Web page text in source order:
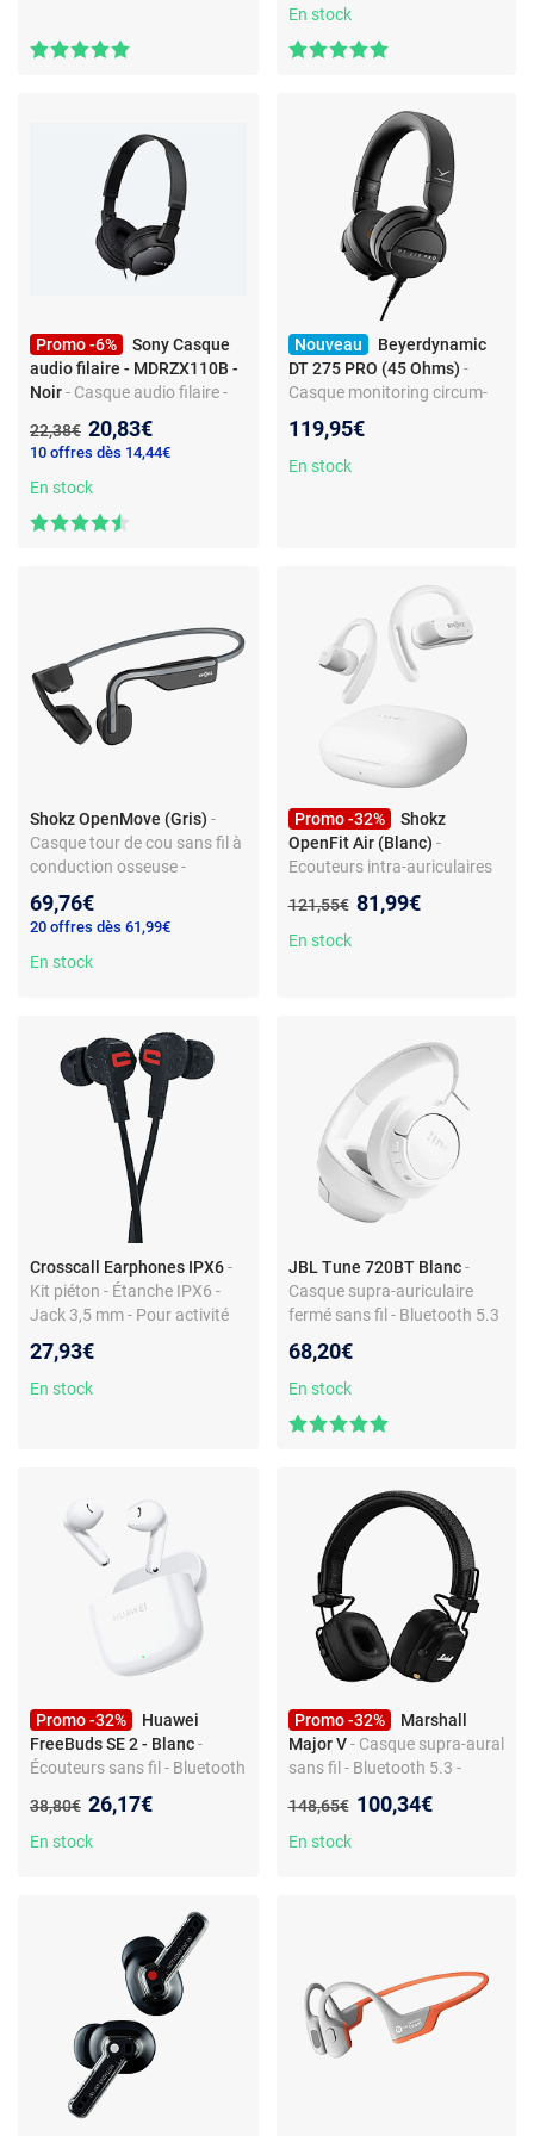
En stock
Promo -6%
Sony Casque
audio filaire - MDRZX110B -
Noir- Casque audio filaire -
Ancien prix :
22,38€ Nouveau prix :
20,83€
10 offres dès 14,44€
En stock
Nouveau
Beyerdynamic
DT 275 PRO (45 Ohms) -
Casque monitoring circum-
3.5/6.35 mm
119,95€
En stock
Shokz OpenMove (Gris) -
Casque tour de cou sans fil à
conduction osseuse -
Bluetooth 5.1 - microphone
antibruit - certification IP55
69,76€
20 offres dès 61,99€
En stock
Promo -32%
Shokz
OpenFit Air (Blanc) -
Ecouteurs intra-auriculaires
conduction osseuse IP54 -
conception ouverte -
charge/transport
Ancien prix :
121,55€ Nouveau prix :
81,99€
En stock
Crosscall Earphones IPX6-
Kit piéton - Étanche IPX6 -
Jack 3,5 mm - Pour activité
27,93€
En stock
JBL Tune 720BT Blanc -
Casque supra-auriculaire
fermé sans fil - Bluetooth 5.3
Autonomie 76h - Pliable
68,20€
En stock
Promo -32%
Huawei
FreeBuds SE 2 - Blanc-
Écouteurs sans fil - Bluetooth
ergonomique
Ancien prix :
38,80€ Nouveau prix :
26,17€
En stock
Promo -32%
Marshall
Major V - Casque supra-aural
sans fil - Bluetooth 5.3 -
Autonomie 100h - Design
pliable
Ancien prix :
148,65€ Nouveau prix :
100,34€
En stock